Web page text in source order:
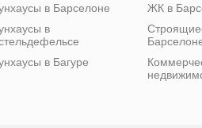
в Барселоне
в
в Багуре
ЖК в